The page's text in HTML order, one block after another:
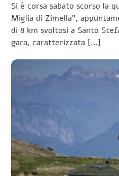
Si è corsa sabato scorso la
Miglia di Zimella”,
di 8 km svoltosi a Santo
gara, caratterizzata […]